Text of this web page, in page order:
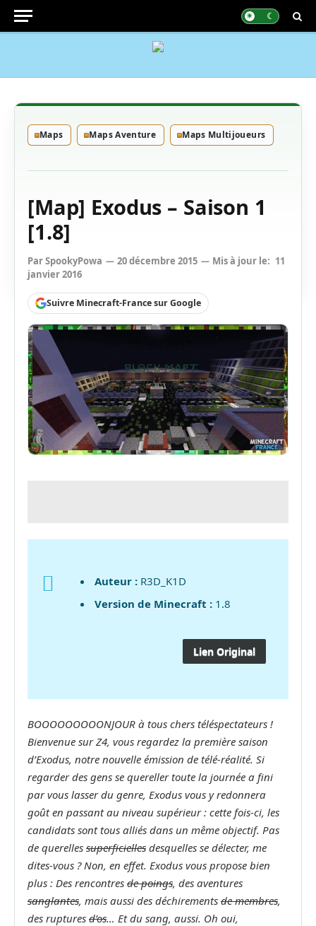
Maps Maps Aventure Maps Multijoueurs
[Map] Exodus – Saison 1
[1.8]
ParSpookyPowa 20 décembre 2015 Mis à jour le: 11
janvier 2016
Suivre Minecraft-France sur Google
Auteur : R3D_K1D
Version de Minecraft : 1.8
Lien Original
BOOOOOOOOONJOUR à tous chers téléspectateurs !
Bienvenue sur Z4, vous regardez la première saison
d’Exodus, notre nouvelle émission de télé-réalité. Si
regarder des gens se quereller toute la journée a fini
par vous lasser du genre, Exodus vous y redonnera
goût en passant au niveau supérieur : cette fois-ci, les
candidats sont tous alliés dans un même objectif. Pas
de querelles superficielles desquelles se délecter, me
dites-vous ? Non, en effet. Exodus vous propose bien
plus : Des rencontres de poings, des aventures
sanglantes, mais aussi des déchirements de membres,
des ruptures d’os… Et du sang, aussi. Oh oui,